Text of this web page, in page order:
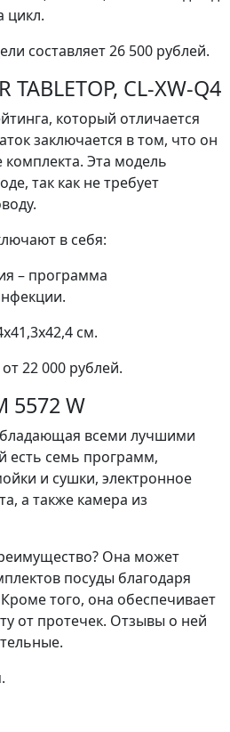
цикл.
составляет 26 500 рублей.
TABLETOP, CL-XW-Q4
который отличается
заключается в том, что он
Эта модель
так как не требует
в себя:
– программа
см.
22 000 рублей.
5572 W
всеми лучшими
есть семь программ,
и сушки, электронное
а также камера из
Она может
посуды благодаря
того, она обеспечивает
от протечек. Отзывы о ней